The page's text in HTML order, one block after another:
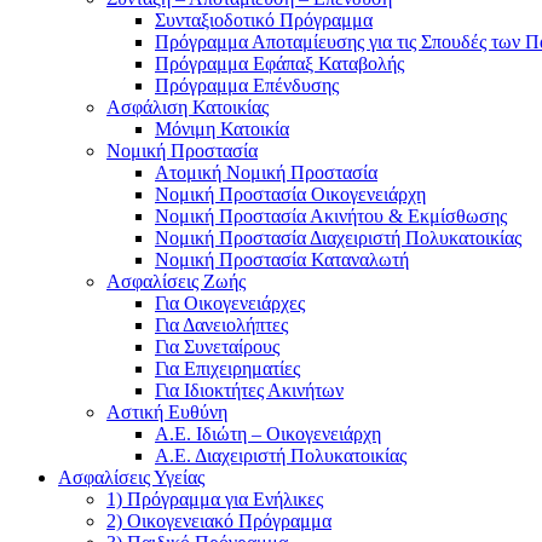
Συνταξιοδοτικό Πρόγραμμα
Πρόγραμμα Αποταμίευσης για τις Σπουδές των
Πρόγραμμα Εφάπαξ Καταβολής
Πρόγραμμα Επένδυσης
Ασφάλιση Κατοικίας
Μόνιμη Κατοικία
Νομική Προστασία
Ατομική Νομική Προστασία
Νομική Προστασία Οικογενειάρχη
Νομική Προστασία Ακινήτου & Εκμίσθωσης
Νομική Προστασία Διαχειριστή Πολυκατοικίας
Νομική Προστασία Καταναλωτή
Ασφαλίσεις Ζωής
Για Οικογενειάρχες
Για Δανειολήπτες
Για Συνεταίρους
Για Επιχειρηματίες
Για Ιδιοκτήτες Ακινήτων
Αστική Ευθύνη
Α.Ε. Ιδιώτη – Οικογενειάρχη
Α.Ε. Διαχειριστή Πολυκατοικίας
Ασφαλίσεις Υγείας
1) Πρόγραμμα για Ενήλικες
2) Οικογενειακό Πρόγραμμα